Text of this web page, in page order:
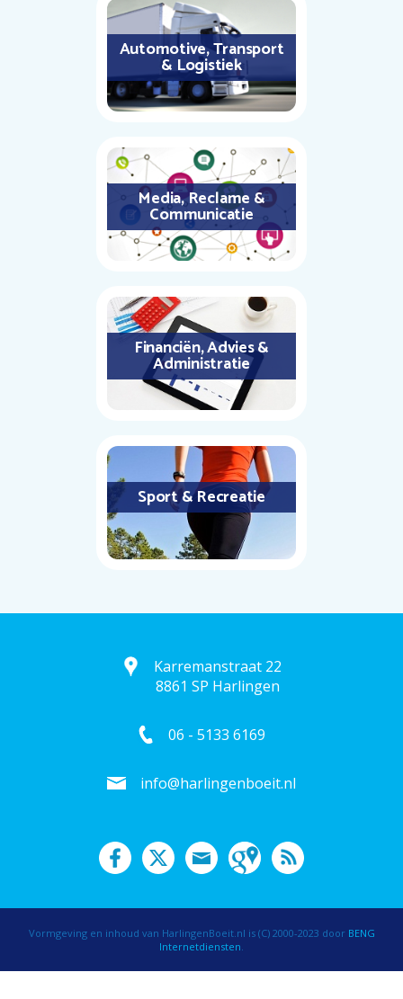
Automotive, Transport
& Logistiek
Media, Reclame &
Communicatie
Financiën, Advies &
Administratie
Sport & Recreatie
Karremanstraat 22
8861 SP Harlingen
06 - 5133 6169
info@harlingenboeit.nl
Vormgeving en inhoud van HarlingenBoeit.nl is (C) 2000-2023 door BENG
Internetdiensten.